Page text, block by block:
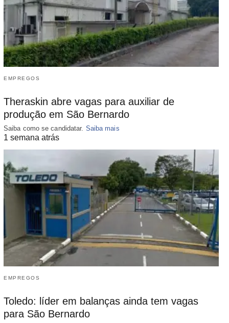
EMPREGOS
Theraskin abre vagas para auxiliar de
produção em São Bernardo
Saiba como se candidatar. Saiba mais
1 semana atrás
EMPREGOS
Toledo: líder em balanças ainda tem vagas
para São Bernardo